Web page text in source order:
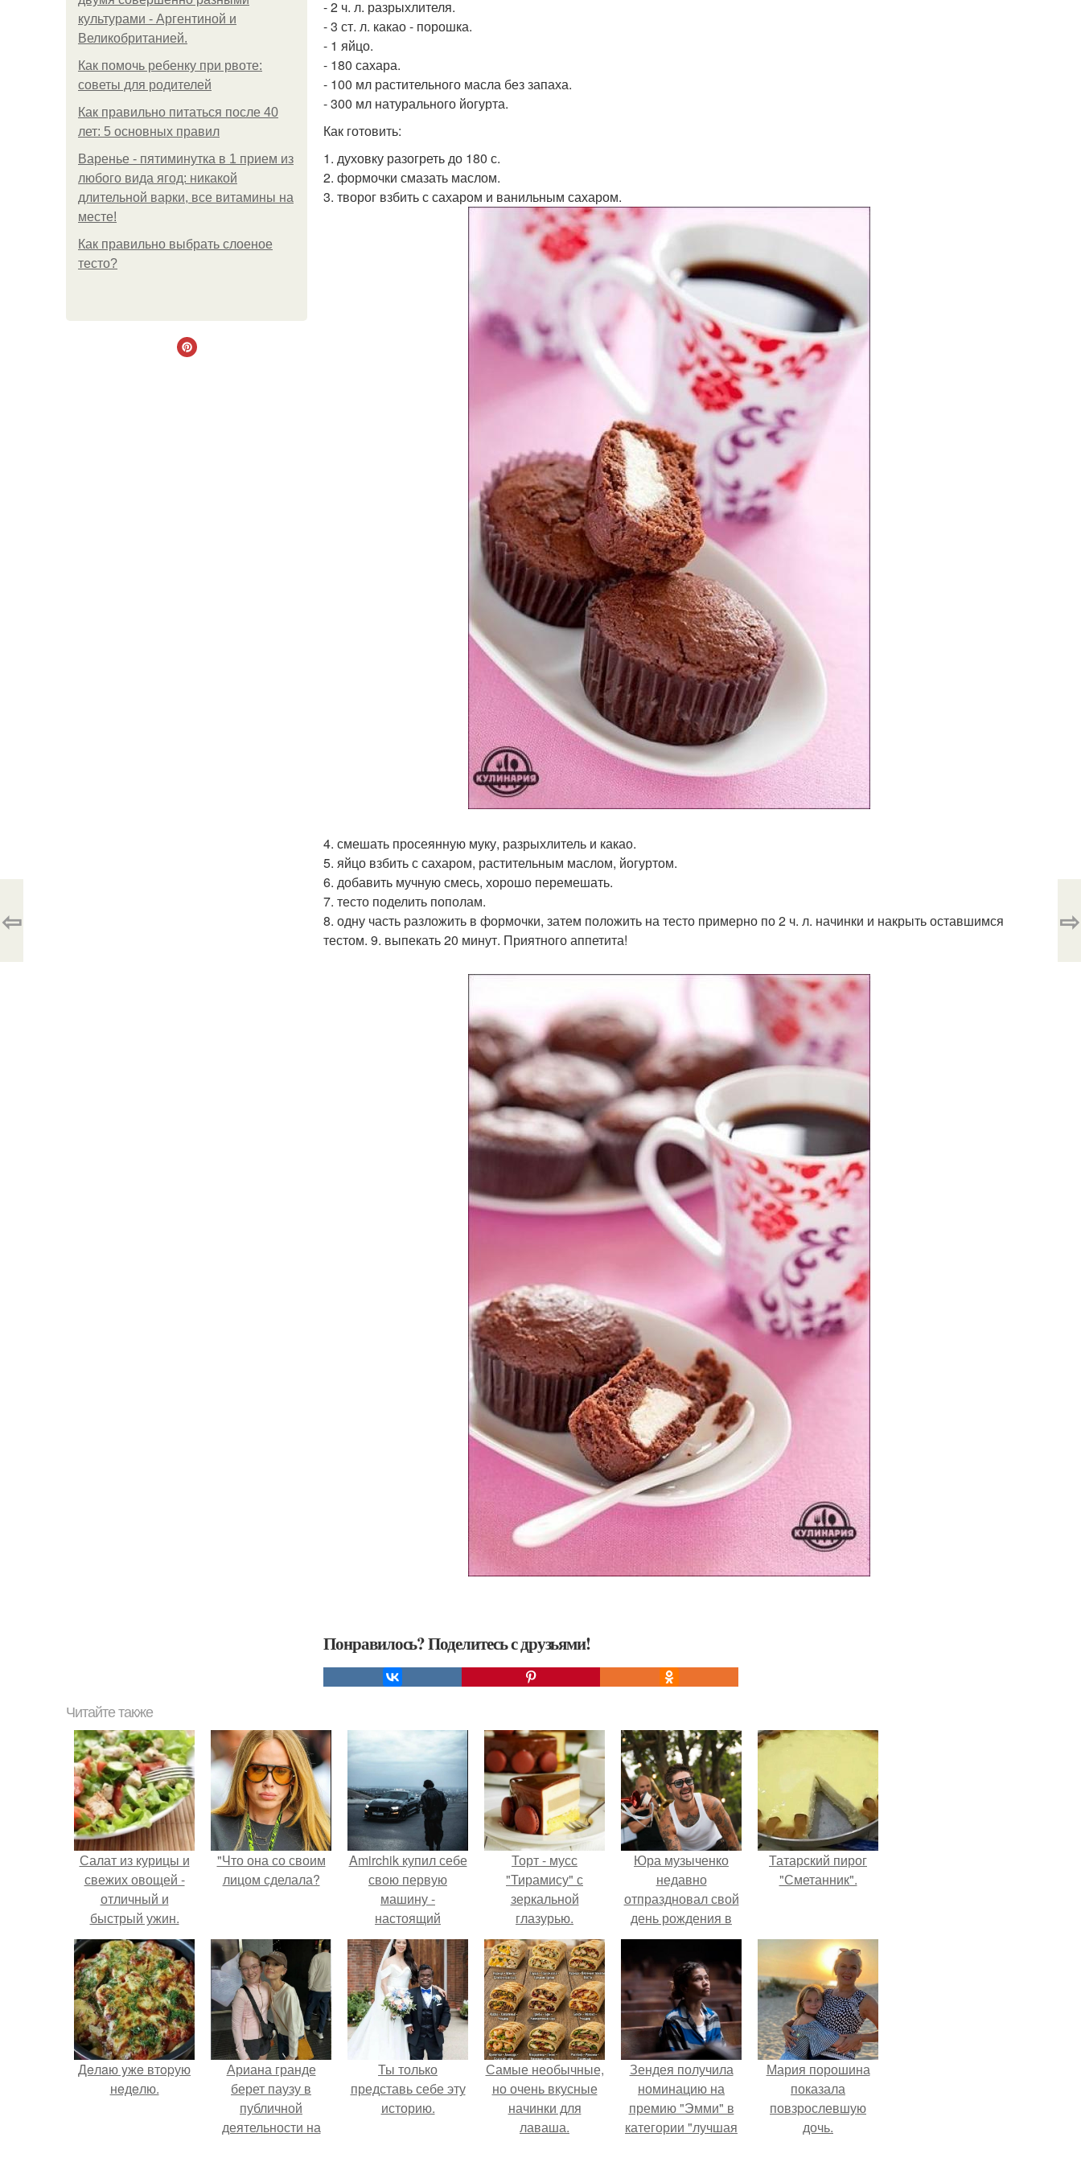
культурами - Аргентиной и
Великобританией.
Как помочь ребенку при рвоте:
советы для родителей
Как правильно питаться после 40
лет: 5 основных правил
Варенье - пятиминутка в 1 прием из
любого вида ягод: никакой
длительной варки, все витамины на
месте!
Как правильно выбрать слоеное
тесто?
- 2 ч. л. разрыхлителя.
- 3 ст. л. какао - порошка.
- 1 яйцо.
- 180 сахара.
- 100 мл растительного масла без запаха.
- 300 мл натурального йогурта.
Как готовить:
1. духовку разогреть до 180 с.
2. формочки смазать маслом.
3. творог взбить с сахаром и ванильным сахаром.
4. смешать просеянную муку, разрыхлитель и какао.
5. яйцо взбить с сахаром, растительным маслом, йогуртом.
6. добавить мучную смесь, хорошо перемешать.
7. тесто поделить пополам.
8. одну часть разложить в формочки, затем положить на тесто примерно по 2 ч. л. начинки и накрыть оставшимся
тестом. 9. выпекать 20 минут. Приятного аппетита!
Понравилось? Поделитесь с друзьями!
⇦ ⇨
Читайте также
Салат из курицы и
свежих овощей -
отличный и
быстрый ужин.
"Что она со своим
лицом сделала?
Amirchik купил себе
свою первую
машину -
настоящий
автомобиль мечты
для многих
автолюбителей.
Торт - мусс
"Тирамису" с
зеркальной
глазурью.
Юра музыченко
недавно
отпраздновал свой
день рождения в
кругу самых
близких и родных
людей.
Татарский пирог
"Сметанник".
Дeлaю yжe втopую
нeдeлю.
Ариана гранде
берет паузу в
публичной
деятельности на
Ты только
представь себе эту
историю.
Самые необычные,
но очень вкусные
начинки для
лаваша.
Зендея получила
номинацию на
премию "Эмми" в
категории "лучшая
Мария порошина
показала
повзрослевшую
дочь.